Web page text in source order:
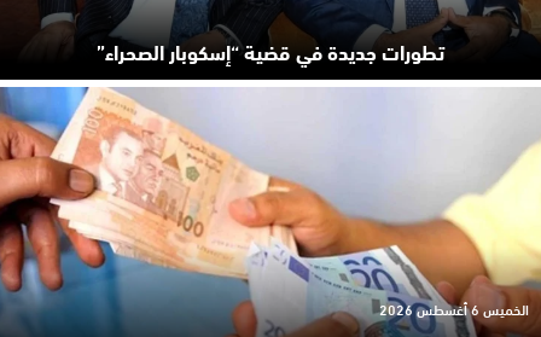
تطورات جديدة في قضية “إسكوبار الصحراء”
الخميس 6 أغسطس 2026